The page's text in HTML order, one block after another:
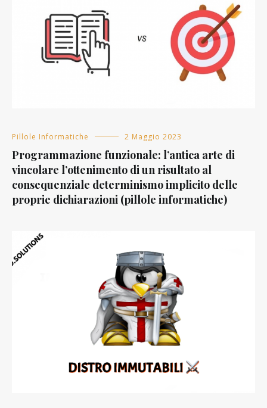
Pillole Informatiche 2 Maggio 2023
Programmazione funzionale: l’antica arte di
vincolare l’ottenimento di un risultato al
consequenziale determinismo implicito delle
proprie dichiarazioni (pillole informatiche)